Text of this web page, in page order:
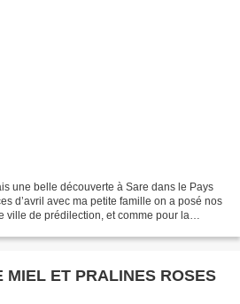
une belle découverte à Sare dans le Pays
d’avril avec ma petite famille on a posé nos
ville de prédilection, et comme pour la
MIEL ET PRALINES ROSES